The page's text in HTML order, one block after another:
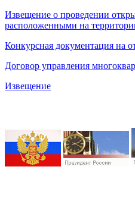
Извещение о проведении
расположенными на
Конкурсная документация
Договор управления
Извещение